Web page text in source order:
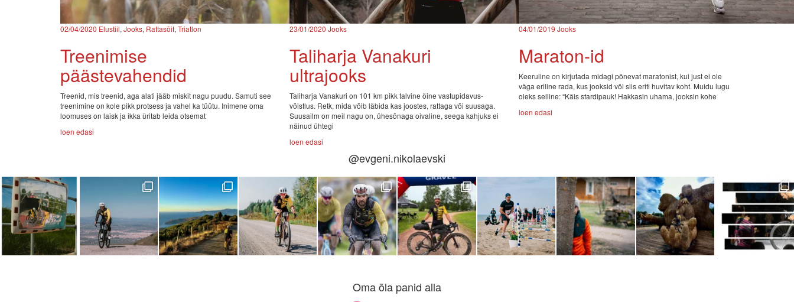
02/04/2020 Elustiil, Jooks, Rattasõit, Triatlon
Treenimise
päästevahendid
Treenid, mis treenid, aga alati jääb miskit nagu puudu. Samuti see
treenimine on kole pikk protsess ja vahel ka tüütu. Inimene oma
loomuses on laisk ja ikka üritab leida otsemat
loen edasi
23/01/2020 Jooks
Taliharja Vanakuri
ultrajooks
Taliharja Vanakuri on 101 km pikk talvine öine vastupidavus-
võistlus. Retk, mida võib läbida kas joostes, rattaga või suusaga.
Suusailm on meil nagu on, ühesõnaga oivaline, seega kahjuks ei
näinud ühtegi
loen edasi
04/01/2019 Jooks
Maraton-id
Keeruline on kirjutada midagi põnevat maratonist, kui just ei ole
väga eriline rada, kus jooksid või siis eriti huvitav koht. Muidu lugu
oleks selline: “Käis stardipauk! Hakkasin uhama, jooksin kohe
loen edasi
@evgeni.nikolaevski
Oma õla panid alla